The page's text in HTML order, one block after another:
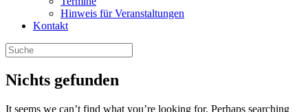
Hinweis für Veranstaltungen
Kontakt
Nichts gefunden
It seems we can’t find what you’re looking for. Perhaps searching